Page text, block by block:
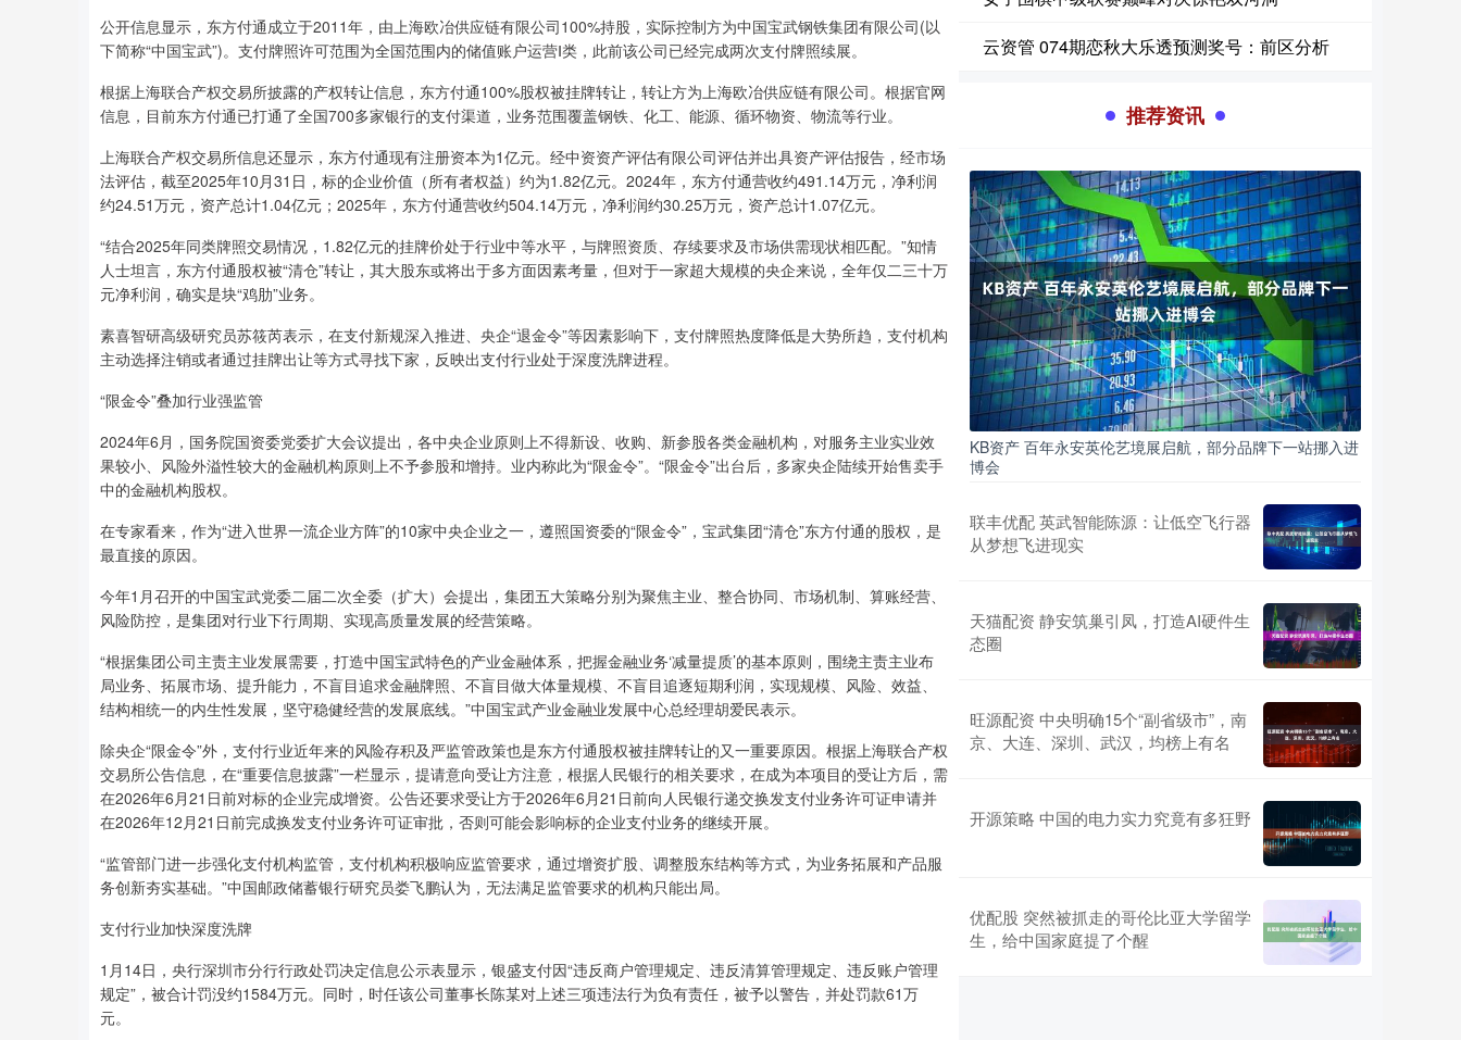
公开信息显示，东方付通成立于2011年，由上海欧冶供应链有限公司100%持股，实际控制方为中国宝武钢铁集团有限公司(以
下简称“中国宝武”)。支付牌照许可范围为全国范围内的储值账户运营Ⅰ类，此前该公司已经完成两次支付牌照续展。
根据上海联合产权交易所披露的产权转让信息，东方付通100%股权被挂牌转让，转让方为上海欧冶供应链有限公司。根据官网
信息，目前东方付通已打通了全国700多家银行的支付渠道，业务范围覆盖钢铁、化工、能源、循环物资、物流等行业。
上海联合产权交易所信息还显示，东方付通现有注册资本为1亿元。经中资资产评估有限公司评估并出具资产评估报告，经市场
法评估，截至2025年10月31日，标的企业价值（所有者权益）约为1.82亿元。2024年，东方付通营收约491.14万元，净利润
约24.51万元，资产总计1.04亿元；2025年，东方付通营收约504.14万元，净利润约30.25万元，资产总计1.07亿元。
“结合2025年同类牌照交易情况，1.82亿元的挂牌价处于行业中等水平，与牌照资质、存续要求及市场供需现状相匹配。”知情
人士坦言，东方付通股权被“清仓”转让，其大股东或将出于多方面因素考量，但对于一家超大规模的央企来说，全年仅二三十万
元净利润，确实是块“鸡肋”业务。
素喜智研高级研究员苏筱芮表示，在支付新规深入推进、央企“退金令”等因素影响下，支付牌照热度降低是大势所趋，支付机构
主动选择注销或者通过挂牌出让等方式寻找下家，反映出支付行业处于深度洗牌进程。
“限金令”叠加行业强监管
2024年6月，国务院国资委党委扩大会议提出，各中央企业原则上不得新设、收购、新参股各类金融机构，对服务主业实业效
果较小、风险外溢性较大的金融机构原则上不予参股和增持。业内称此为“限金令”。“限金令”出台后，多家央企陆续开始售卖手
中的金融机构股权。
在专家看来，作为“进入世界一流企业方阵”的10家中央企业之一，遵照国资委的“限金令”，宝武集团“清仓”东方付通的股权，是
最直接的原因。
今年1月召开的中国宝武党委二届二次全委（扩大）会提出，集团五大策略分别为聚焦主业、整合协同、市场机制、算账经营、
风险防控，是集团对行业下行周期、实现高质量发展的经营策略。
“根据集团公司主责主业发展需要，打造中国宝武特色的产业金融体系，把握金融业务‘减量提质’的基本原则，围绕主责主业布
局业务、拓展市场、提升能力，不盲目追求金融牌照、不盲目做大体量规模、不盲目追逐短期利润，实现规模、风险、效益、
结构相统一的内生性发展，坚守稳健经营的发展底线。”中国宝武产业金融业发展中心总经理胡爱民表示。
除央企“限金令”外，支付行业近年来的风险存积及严监管政策也是东方付通股权被挂牌转让的又一重要原因。根据上海联合产权
交易所公告信息，在“重要信息披露”一栏显示，提请意向受让方注意，根据人民银行的相关要求，在成为本项目的受让方后，需
在2026年6月21日前对标的企业完成增资。公告还要求受让方于2026年6月21日前向人民银行递交换发支付业务许可证申请并
在2026年12月21日前完成换发支付业务许可证审批，否则可能会影响标的企业支付业务的继续开展。
“监管部门进一步强化支付机构监管，支付机构积极响应监管要求，通过增资扩股、调整股东结构等方式，为业务拓展和产品服
务创新夯实基础。”中国邮政储蓄银行研究员娄飞鹏认为，无法满足监管要求的机构只能出局。
支付行业加快深度洗牌
1月14日，央行深圳市分行行政处罚决定信息公示表显示，银盛支付因“违反商户管理规定、违反清算管理规定、违反账户管理
规定”，被合计罚没约1584万元。同时，时任该公司董事长陈某对上述三项违法行为负有责任，被予以警告，并处罚款61万
元。
云资管 074期恋秋大乐透预测奖号：前区分析
推荐资讯
KB资产 百年永安英伦艺境展启航，部分品牌下一站挪入进
博会
联丰优配 英武智能陈源：让低空飞行器
从梦想飞进现实
天猫配资 静安筑巢引凤，打造AI硬件生
态圈
旺源配资 中央明确15个“副省级市”，南
京、大连、深圳、武汉，均榜上有名
开源策略 中国的电力实力究竟有多狂野
优配股 突然被抓走的哥伦比亚大学留学
生，给中国家庭提了个醒